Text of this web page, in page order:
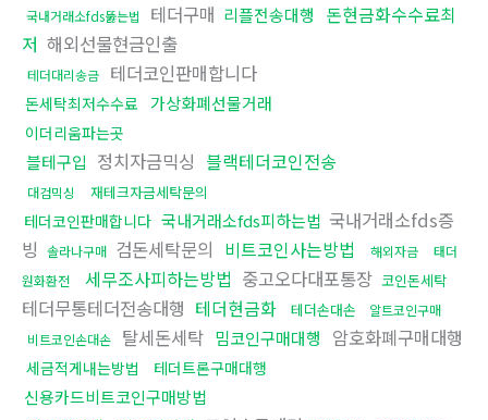
국내거래소fds뚫는법 테더구매 리플전송대행
돈현금화수수료최
저 해외선물현금인출
테더대리송금 테더코인판매합니다
돈세탁최저수수료 가상화폐선물거래
이더리움파는곳
블테구입 정치자금믹싱 블랙테더코인전송
대검믹싱 재테크자금세탁문의
테더코인판매합니다 국내거래소fds피하는법 국내거래소fds증
빙 솔라나구매 검돈세탁문의 비트코인사는방법 해외자금
태더
원화환전
세무조사피하는방법 중고오다대포통장 코인돈세탁
테더무통테더전송대행 테더현금화 테더손대손
알트코인구매
비트코인손대손
탈세돈세탁 밈코인구매대행 암호화폐구매대행
세금적게내는방법 테더트론구매대행
신용카드비트코인구매방법